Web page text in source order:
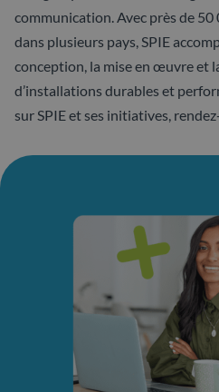
communication. Avec près de
dans plusieurs pays, SPIE
conception, la mise en œuvre et
d’installations durables et
sur SPIE et ses initiatives,